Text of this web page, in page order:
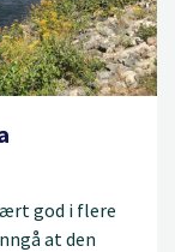
god i flere
at den